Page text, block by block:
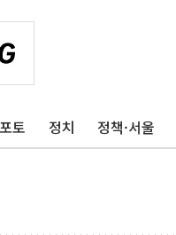
포토 정치 정책·서울